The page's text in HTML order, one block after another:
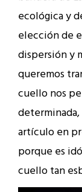
ecológica y
elección de
dispersión y
queremos
cuello nos
artículo en
porque es
cuello tan